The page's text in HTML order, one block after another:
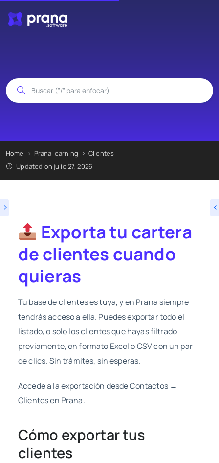
Home Prana learning
Clientes
Updated on julio 27, 2026
Exporta tu cartera
de clientes cuando
quieras
Tu base de clientes es tuya, y en Prana siempre
tendrás acceso a ella. Puedes exportar todo el
listado, o solo los clientes que hayas filtrado
previamente, en formato Excel o CSV con un par
de clics. Sin trámites, sin esperas.
Accede a la exportación desde Contactos →
Clientes en Prana.
Cómo exportar tus
clientes